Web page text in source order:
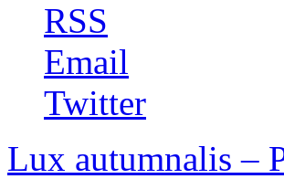
RSS
Email
Twitter
Lux autumnalis –